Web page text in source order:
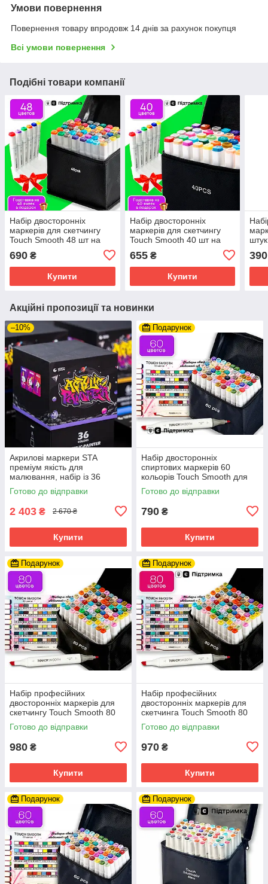
Умови повернення
Повернення товару впродовж 14 днів за рахунок покупця
Всі умови повернення
Подібні товари компанії
Набір двосторонніх
маркерів для скетчингу
Touch Smooth 48 шт на
Фломастери для
художників
690 ₴
Купити
Набір двосторонніх
маркерів для скетчингу
Touch Smooth 40 шт на
Фломастери для
художників
655₴
Купити
390
Акційні пропозиції та новинки
–10%
Акрилові маркери STA
преміум якість для
малювання, набір із 36
кольорів, універсальні для
скла, дерева, ткани та
Готово до відправки
2 403 ₴ 2 670 ₴
Купити
Подарунок
Набір двосторонніх
спиртових маркерів 60
кольорів Touch Smooth для
малювання та скетчів,
художні маркери
Готово до відправки
790 ₴
Купити
Подарунок
Набір професійних
двосторонніх маркерів для
скетчингу Touch Smooth 80
кольорів, художні маркери
Готово до відправки
980 ₴
Купити
Подарунок
Набір професійних
двосторонніх маркерів для
скетчинга Touch Smooth 80
кольорів у чохлі
Готово до відправки
970 ₴
Купити
Подарунок Подарунок